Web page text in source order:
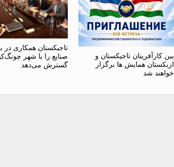
بین کارآفرینان تاجیکستان و
ازبکستان همایش ها برگزار
خواهند شد
تاجیکستان همکاری
صنایع را با شهر
گسترش می‌دهد